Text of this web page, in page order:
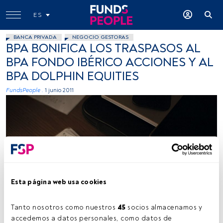
Esta página web usa cookies
Tanto nosotros como nuestros 45 socios almacenamos y
accedemos a datos personales, como datos de
ES
BANCA PRIVADA NEGOCIO GESTORAS
BPA BONIFICA LOS TRASPASOS AL
BPA FONDO IBÉRICO ACCIONES Y AL
BPA DOLPHIN EQUITIES
FundsPeople . 1 junio 2011
Tiempo lectura: 1 min.